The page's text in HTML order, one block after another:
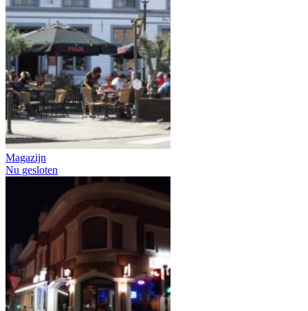
Magazijn
Nu gesloten